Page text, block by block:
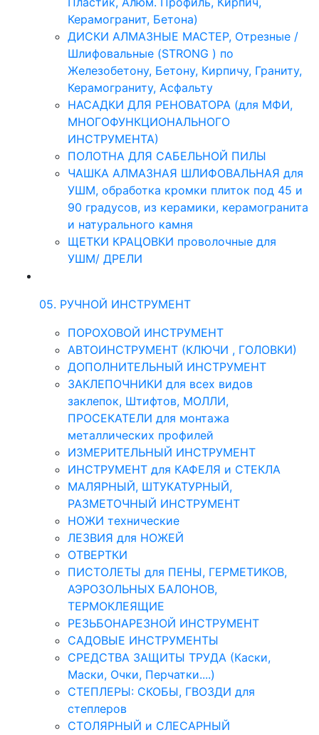
Керамогранит, Бетона)
ДИСКИ АЛМАЗНЫЕ МАСТЕР, Отрезные /
Шлифовальные (STRONG ) по
Железобетону, Бетону, Кирпичу, Граниту,
Керамограниту, Асфальту
НАСАДКИ ДЛЯ РЕНОВАТОРА (для МФИ,
МНОГОФУНКЦИОНАЛЬНОГО
ИНСТРУМЕНТА)
ПОЛОТНА ДЛЯ САБЕЛЬНОЙ ПИЛЫ
ЧАШКА АЛМАЗНАЯ ШЛИФОВАЛЬНАЯ для
УШМ, обработка кромки плиток под 45 и
90 градусов, из керамики, керамогранита
и натурального камня
ЩЕТКИ КРАЦОВКИ проволочные для
УШМ/ ДРЕЛИ
05. РУЧНОЙ ИНСТРУМЕНТ
ПОРОХОВОЙ ИНСТРУМЕНТ
АВТОИНСТРУМЕНТ (КЛЮЧИ , ГОЛОВКИ)
ДОПОЛНИТЕЛЬНЫЙ ИНСТРУМЕНТ
ЗАКЛЕПОЧНИКИ для всех видов
заклепок, Штифтов, МОЛЛИ,
ПРОСЕКАТЕЛИ для монтажа
металлических профилей
ИЗМЕРИТЕЛЬНЫЙ ИНСТРУМЕНТ
ИНСТРУМЕНТ для КАФЕЛЯ и СТЕКЛА
МАЛЯРНЫЙ, ШТУКАТУРНЫЙ,
РАЗМЕТОЧНЫЙ ИНСТРУМЕНТ
НОЖИ технические
ЛЕЗВИЯ для НОЖЕЙ
ОТВЕРТКИ
ПИСТОЛЕТЫ для ПЕНЫ, ГЕРМЕТИКОВ,
АЭРОЗОЛЬНЫХ БАЛОНОВ,
ТЕРМОКЛЕЯЩИЕ
РЕЗЬБОНАРЕЗНОЙ ИНСТРУМЕНТ
САДОВЫЕ ИНСТРУМЕНТЫ
СРЕДСТВА ЗАЩИТЫ ТРУДА (Каски,
Маски, Очки, Перчатки....)
СТЕПЛЕРЫ: СКОБЫ, ГВОЗДИ для
степлеров
СТОЛЯРНЫЙ и СЛЕСАРНЫЙ